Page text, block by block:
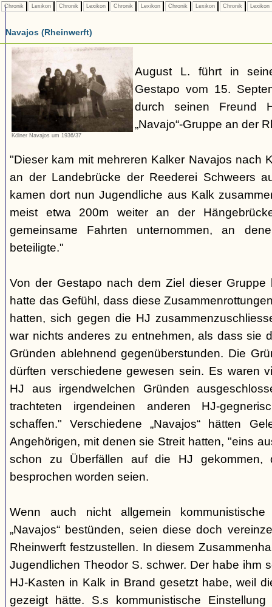
Chronik Lexikon Chronik Lexikon Chronik Lexikon Chronik Lexikon Chronik Lexikon
Navajos (Rheinwerft)
Kölner Navajos um 1936/37
August L. führt in
Gestapo vom 15.
durch seinen Freund
„Navajo“-Gruppe an der
"Dieser kam mit mehreren Kalker Navajos nach
an der Landebrücke der Reederei Schweers
kamen dort nun Jugendliche aus Kalk
meist etwa 200m weiter an der
gemeinsame Fahrten unternommen, an
beteiligte."
Von der Gestapo nach dem Ziel dieser Gruppe
hatte das Gefühl, dass diese
hatten, sich gegen die HJ
war nichts anderes zu entnehmen, als dass sie
Gründen ablehnend gegenüberstunden. Die
dürften verschiedene gewesen sein. Es waren
HJ aus irgendwelchen Gründen
trachteten irgendeinen anderen HJ-
schaffen." Verschiedene „Navajos“ hätten
Angehörigen, mit denen sie Streit hatten, "eins
schon zu Überfällen auf die HJ gekommen,
besprochen worden seien.
Wenn auch nicht allgemein
„Navajos“ bestünden, seien diese doch
Rheinwerft festzustellen. In diesem
Jugendlichen Theodor S. schwer. Der habe ihm
HJ-Kasten in Kalk in Brand gesetzt habe, weil
gezeigt hätte. S.s kommunistische